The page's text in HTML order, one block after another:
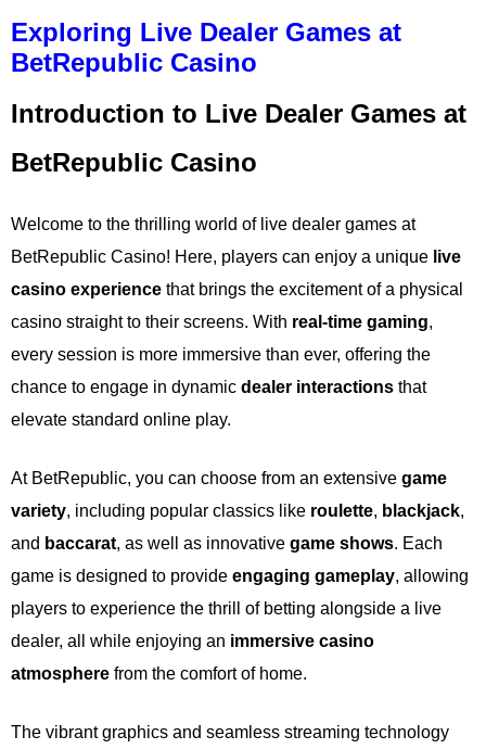
Exploring Live Dealer Games at
BetRepublic Casino
Introduction to Live Dealer Games at
BetRepublic Casino
Welcome to the thrilling world of live dealer games at
BetRepublic Casino! Here, players can enjoy a unique live
casino experience that brings the excitement of a physical
casino straight to their screens. With real-time gaming,
every session is more immersive than ever, offering the
chance to engage in dynamic dealer interactions that
elevate standard online play.
At BetRepublic, you can choose from an extensive game
variety, including popular classics like roulette, blackjack,
and baccarat, as well as innovative game shows. Each
game is designed to provide engaging gameplay, allowing
players to experience the thrill of betting alongside a live
dealer, all while enjoying an immersive casino
atmosphere from the comfort of home.
The vibrant graphics and seamless streaming technology